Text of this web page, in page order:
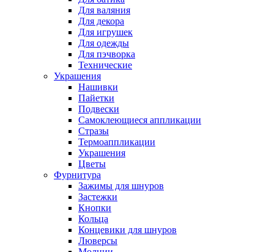
Для валяния
Для декора
Для игрушек
Для одежды
Для пэчворка
Технические
Украшения
Нашивки
Пайетки
Подвески
Самоклеющиеся аппликации
Стразы
Термоаппликации
Украшения
Цветы
Фурнитура
Зажимы для шнуров
Застежки
Кнопки
Кольца
Концевики для шнуров
Люверсы